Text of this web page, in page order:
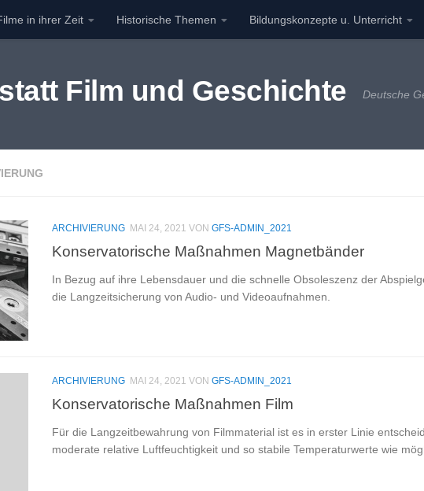
in ihrer Zeit Historische Themen Bildungskonzepte u. Unterricht
Film und Geschichte Deutsche
ARCHIVIERUNG MAI 24, 2021 VON GFS-ADMIN_2021
Konservatorische Maßnahmen Magnetbänder
In Bezug auf ihre Lebensdauer und die schnelle Obsoleszenz der
die Langzeitsicherung von Audio- und Videoaufnahmen.
ARCHIVIERUNG MAI 24, 2021 VON GFS-ADMIN_2021
Konservatorische Maßnahmen Film
Für die Langzeitbewahrung von Filmmaterial ist es in erster Linie
moderate relative Luftfeuchtigkeit und so stabile Temperaturwerte wie